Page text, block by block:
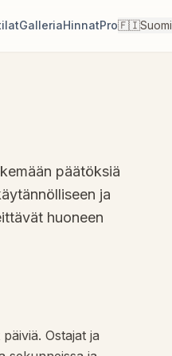
GalleriaHinnatPro🇫🇮Suomi
päätöksiä
ja
huoneen
Ostajat ja